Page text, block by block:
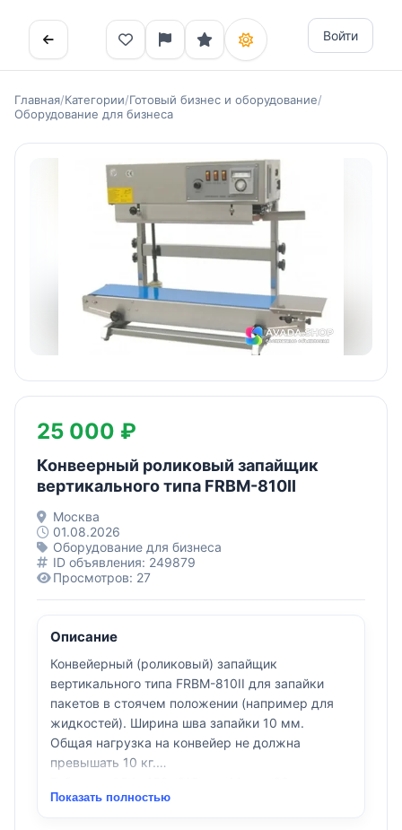
Войти
Главная/Категории/Готовый бизнес и оборудование/
Оборудование для бизнеса
25 000 ₽
Конвеерный роликовый запайщик
вертикального типа FRBM-810II
Москва
01.08.2026
Оборудование для бизнеса
ID объявления: 249879
Просмотров: 27
Описание
Конвейерный (роликовый) запайщик
вертикального типа FRBM-810II для запайки
пакетов в стоячем положении (например для
жидкостей). Ширина шва запайки 10 мм.
Общая нагрузка на конвейер не должна
превышать 10 кг.
Производительность 0-16/мин, напряжение
Показать полностью